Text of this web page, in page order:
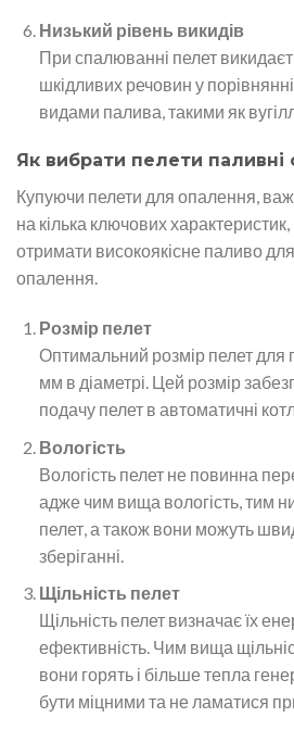
Низький рівень викидів
При спалюванні пелет
шкідливих речовин у
видами палива, такими як
Як вибрати пелети паливні
Купуючи пелети для опалення,
на кілька ключових
отримати високоякісне паливо
опалення.
Розмір пелет
Оптимальний розмір пелет для
мм в діаметрі. Цей розмір
подачу пелет в автоматичні
Вологість
Вологість пелет не повинна
адже чим вища вологість, тим
пелет, а також вони можуть
зберіганні.
Щільність пелет
Щільність пелет визначає їх
ефективність. Чим вища
вони горять і більше тепла
бути міцними та не ламатися